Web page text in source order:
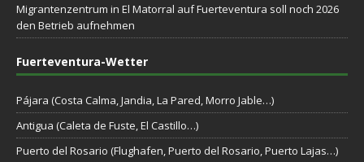
Migrantenzentrum in El Matorral auf Fuerteventura soll noch 2026
den Betrieb aufnehmen
Fuerteventura-Wetter
Pájara (Costa Calma, Jandia, La Pared, Morro Jable…)
Antigua (Caleta de Fuste, El Castillo…)
Puerto del Rosario (Flughafen, Puerto del Rosario, Puerto Lajas…)